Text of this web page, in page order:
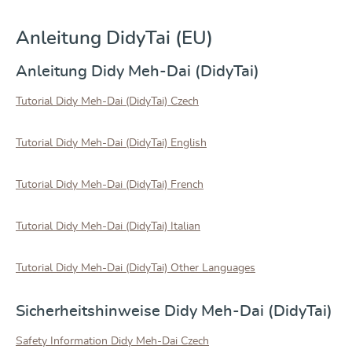
Anleitung DidyTai (EU)
Anleitung Didy Meh-Dai (DidyTai)
Tutorial Didy Meh-Dai (DidyTai) Czech
Tutorial Didy Meh-Dai (DidyTai) English
Tutorial Didy Meh-Dai (DidyTai) French
Tutorial Didy Meh-Dai (DidyTai) Italian
Tutorial Didy Meh-Dai (DidyTai) Other Languages
Sicherheitshinweise Didy Meh-Dai (DidyTai)
Safety Information Didy Meh-Dai Czech